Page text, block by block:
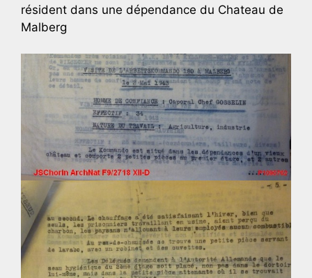
résident dans une dépendance du Chateau de
Malberg